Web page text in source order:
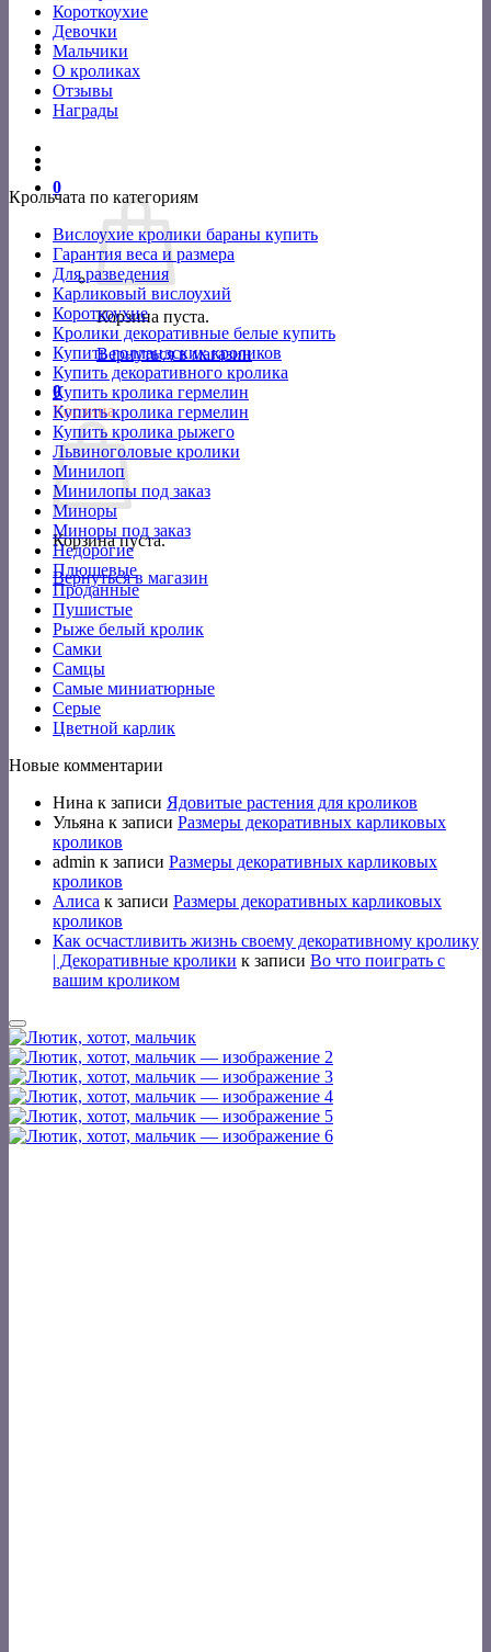
Короткоухие
Девочки
Мальчики
О кроликах
Отзывы
Награды
0
Корзина пуста.
Вернуться в магазин
0
Корзина
Корзина пуста.
Вернуться в магазин
Крольчата по категориям
Вислоухие кролики бараны купить
Гарантия веса и размера
Для разведения
Карликовый вислоухий
Короткоухие
Кролики декоративные белые купить
Купить голландских кроликов
Купить декоративного кролика
Купить кролика гермелин
Купить кролика гермелин
Купить кролика рыжего
Львиноголовые кролики
Минилоп
Минилопы под заказ
Миноры
Миноры под заказ
Недорогие
Плюшевые
Проданные
Пушистые
Рыже белый кролик
Самки
Самцы
Самые миниатюрные
Серые
Цветной карлик
Новые комментарии
Нина к записи Ядовитые растения для кроликов
Ульяна к записи Размеры декоративных карликовых
кроликов
admin к записи Размеры декоративных карликовых
кроликов
Алиса к записи Размеры декоративных карликовых
кроликов
Как осчастливить жизнь своему декоративному кролику
| Декоративные кролики к записи Во что поиграть с
вашим кроликом